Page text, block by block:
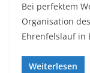
Bei perfektem
Organisation
Ehrenfelslauf in
Weiterlesen